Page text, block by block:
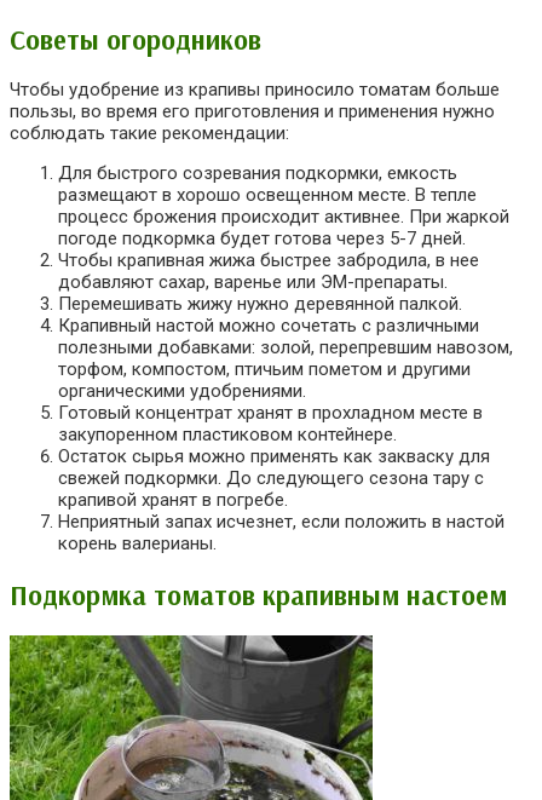
Советы огородников
Чтобы удобрение из крапивы приносило томатам больше
пользы, во время его приготовления и применения нужно
соблюдать такие рекомендации:
Для быстрого созревания подкормки, емкость
размещают в хорошо освещенном месте. В тепле
процесс брожения происходит активнее. При жаркой
погоде подкормка будет готова через 5-7 дней.
Чтобы крапивная жижа быстрее забродила, в нее
добавляют сахар, варенье или ЭМ-препараты.
Перемешивать жижу нужно деревянной палкой.
Крапивный настой можно сочетать с различными
полезными добавками: золой, перепревшим навозом,
торфом, компостом, птичьим пометом и другими
органическими удобрениями.
Готовый концентрат хранят в прохладном месте в
закупоренном пластиковом контейнере.
Остаток сырья можно применять как закваску для
свежей подкормки. До следующего сезона тару с
крапивой хранят в погребе.
Неприятный запах исчезнет, если положить в настой
корень валерианы.
Подкормка томатов крапивным настоем